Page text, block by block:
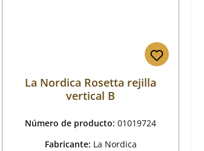
La Nordica Rosetta rejilla
vertical B
Número de producto: 01019724
Fabricante: La Nordica